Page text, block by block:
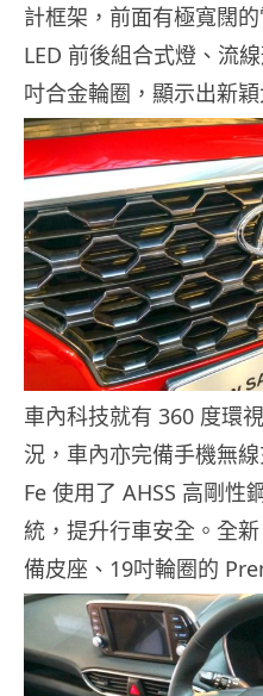
計框架，前面有極寬闊
LED 前後組合式燈、流
吋合金輪圈，顯示出新穎
車內科技就有 360 度環
況，車內亦完備手機無
Fe 使用了 AHSS 高剛性
統，提升行車安全。全
備皮座、19吋輪圈的